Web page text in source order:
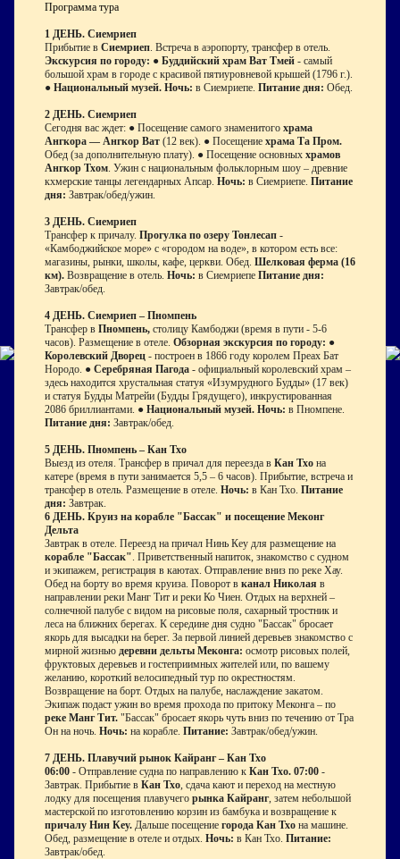
Программа тура
1 ДЕНЬ. Сиемриеп
Прибытие в Сиемриеп. Встреча в аэропорту, трансфер в отель.
Экскурсия по городу: ● Буддийский храм Ват Тмей - самый
большой храм в городе с красивой пятиуровневой крышей (1796 г.).
● Национальный музей. Ночь: в Сиемриепе. Питание дня: Обед.
2 ДЕНЬ. Сиемриеп
Сегодня вас ждет: ● Посещение самого знаменитого храма
Ангкора — Ангкор Ват (12 век). ● Посещение храма Та Пром.
Обед (за дополнительную плату). ● Посещение основных храмов
Ангкор Тхом. Ужин с национальным фольклорным шоу – древние
кхмерские танцы легендарных Апсар. Ночь: в Сиемриепе. Питание
дня: Завтрак/обед/ужин.
3 ДЕНЬ. Сиемриеп
Трансфер к причалу. Прогулка по озеру Тонлесап -
«Камбоджийское море» с «городом на воде», в котором есть все:
магазины, рынки, школы, кафе, церкви. Обед. Шелковая ферма (16
км). Возвращение в отель. Ночь: в Сиемриепе Питание дня:
Завтрак/обед.
4 ДЕНЬ. Сиемриеп – Пномпень
Трансфер в Пномпень, столицу Камбоджи (время в пути - 5-6
часов). Размещение в отеле. Обзорная экскурсия по городу: ●
Королевский Дворец - построен в 1866 году королем Преах Бат
Нородо. ● Серебряная Пагода - официальный королевский храм –
здесь находится хрустальная статуя «Изумрудного Будды» (17 век)
и статуя Будды Матрейи (Будды Грядущего), инкрустированная
2086 бриллиантами. ● Национальный музей. Ночь: в Пномпене.
Питание дня: Завтрак/обед.
5 ДЕНЬ. Пномпень – Кан Тхо
Выезд из отеля. Трансфер в причал для переезда в Кан Тхо на
катере (время в пути занимается 5,5 – 6 часов). Прибытие, встреча и
трансфер в отель. Размещение в отеле. Ночь: в Кан Тхо. Питание
дня: Завтрак.
6 ДЕНЬ. Круиз на корабле "Бассак" и посещение Меконг
Дельта
Завтрак в отеле. Переезд на причал Нинь Кеу для размещение на
корабле "Бассак". Приветственный напиток, знакомство с судном
и экипажем, регистрация в каютах. Отправление вниз по реке Хау.
Обед на борту во время круиза. Поворот в канал Николая в
направлении реки Манг Тит и реки Ко Чиен. Отдых на верхней –
солнечной палубе с видом на рисовые поля, сахарный тростник и
леса на ближних берегах. К середине дня судно "Бассак" бросает
якорь для высадки на берег. За первой линией деревьев знакомство с
мирной жизнью деревни дельты Меконга: осмотр рисовых полей,
фруктовых деревьев и гостеприимных жителей или, по вашему
желанию, короткий велосипедный тур по окрестностям.
Возвращение на борт. Отдых на палубе, наслаждение закатом.
Экипаж подаст ужин во время прохода по притоку Меконга – по
реке Манг Тит. "Бассак" бросает якорь чуть вниз по течению от Тра
Он на ночь. Ночь: на корабле. Питание: Завтрак/обед/ужин.
7 ДЕНЬ. Плавучий рынок Кайранг – Кан Тхо
06:00 - Отправление судна по направлению к Кан Тхо. 07:00 -
Завтрак. Прибытие в Кан Тхо, сдача кают и переход на местную
лодку для посещения плавучего рынка Кайранг, затем небольшой
мастерской по изготовлению корзин из бамбука и возвращение к
причалу Нин Кеу. Дальше посещение города Кан Тхо на машине.
Обед, размещение в отеле и отдых. Ночь: в Кан Тхо. Питание:
Завтрак/обед.